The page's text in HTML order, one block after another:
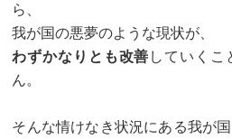
ら、
我が国の悪夢のような現状が、
わずかなりとも改善 していくこ
ん。
そんな情けなき状況にある我が